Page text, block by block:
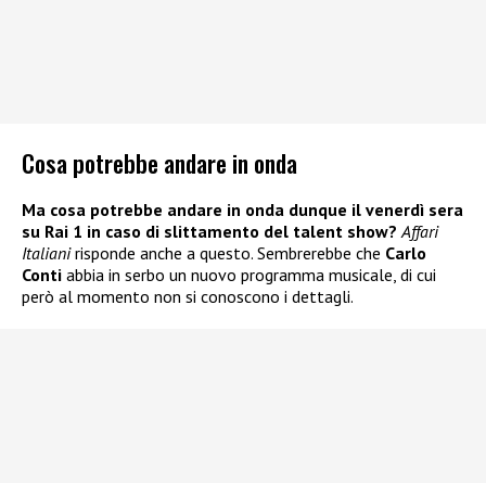
Cosa potrebbe andare in onda
Ma cosa potrebbe andare in onda dunque il venerdì sera
su Rai 1 in caso di slittamento del talent show? Affari
Italianirisponde anche a questo. Sembrerebbe che Carlo
Conti abbia in serbo un nuovo programma musicale, di cui
però al momento non si conoscono i dettagli.